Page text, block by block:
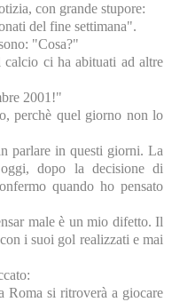
con grande stupore:
del fine settimana".
"Cosa?"
calcio ci ha abituati ad altre
2001!"
perchè quel giorno non lo
parlare in questi giorni. La
dopo la decisione di
quando ho pensato
male è un mio difetto. Il
i suoi gol realizzati e mai
Roma si ritroverà a giocare